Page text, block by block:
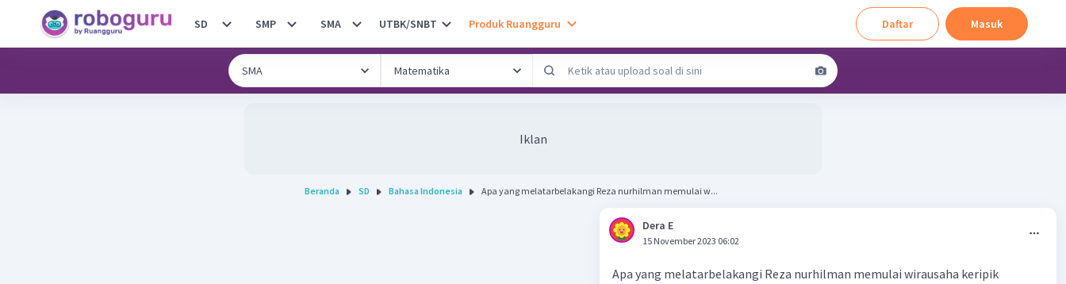
SD SMP SMA UTBK/SNBT Produk Ruangguru Daftar Masuk
Iklan
Beranda SD Bahasa Indonesia Apa yang melatarbelakangi Reza nurhilman memulai w...
Dera E
15 November 2023 06:02
Apa yang melatarbelakangi Reza nurhilman memulai wirausaha keripik